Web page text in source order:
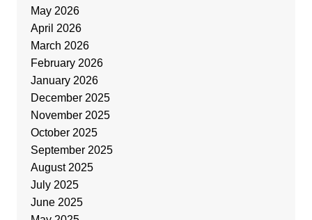
May 2026
April 2026
March 2026
February 2026
January 2026
December 2025
November 2025
October 2025
September 2025
August 2025
July 2025
June 2025